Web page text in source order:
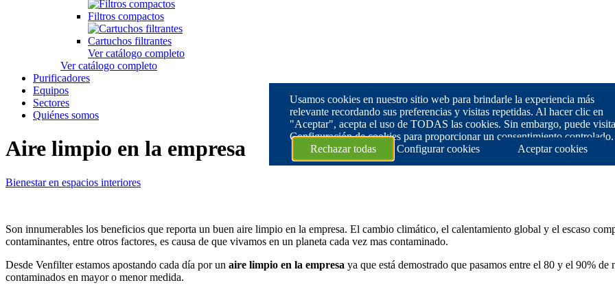
Filtros compactos
Cartuchos filtrantes
Ver catálogo completo
Ver catálogo completo
Purificadores
Equipos
Sectores
Quiénes somos
Aire limpio en la empresa
Bienestar en espacios interiores
Son innumerables los beneficios que reporta un buen aire limpio en la empresa. El cambio climático, el calentamiento global y el escaso
contaminantes, entre otros factores, es causa de que vivamos en un planeta cada vez mas contaminado.
Desde Venfilter estamos apostando cada día por un aire limpio en la empresa ya que está demostrado que pasamos entre el 80 y el 90%
contaminados en mayor o menor medida.
Usamos cookies en nuestro sitio web para brindarle la experiencia más
relevante recordando sus preferencias y visitas repetidas. Al hacer clic en
"Aceptar", acepta el uso de TODAS las cookies. Sin embargo, puede
Configuración de cookies para proporcionar un consentimiento controlado.
Rechazar todas
Configurar cookies Aceptar cookies